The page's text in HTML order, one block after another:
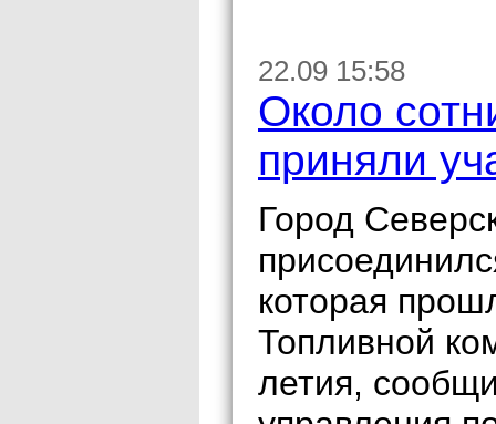
22.09 15:58
Около
приняли
Город
которая
Топливной
летия,